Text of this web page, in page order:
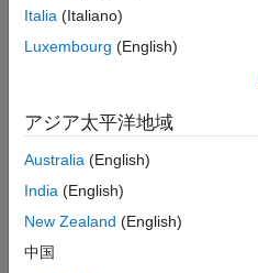
例
すべて展開する
動作を定義
バージョン履歴
Italia (Italiano)
Luxembourg (English)
アジア太平洋地域
Australia (English)
India (English)
New Zealand (English)
中国